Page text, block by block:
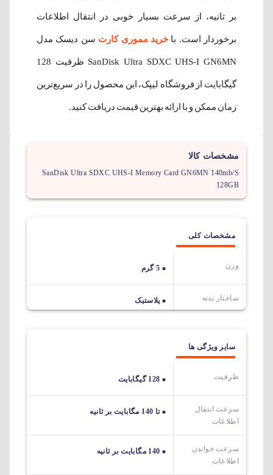
بر ثانیه، از سرعت بسیار خوبی در انتقال اطلاعات
برخوردار است. باخرید مموری کارت سن دیسک مدل
SanDisk Ultra SDXC UHS-I GN6MN ظرفیت 128
گیگابایت از فروشگاه لیپک، این محصول را در سریع‌ترین
زمان ممکن و با ارائه بهترین قیمت دریافت کنید.
مشخصات کالا
SanDisk Ultra SDXC UHS-I Memory Card GN6MN 140mb/S
128GB
مشخصات کلی
وزن 5 گرم
ساختار بدنه پلاستیک
سایر ویژگی ها
ظرفیت 128 گیگابایت
سرعت انتقال
اطلاعات
تا 140 مگابایت بر ثانیه
سرعت خواندن
اطلاعات
140 مگابایت بر ثانیه